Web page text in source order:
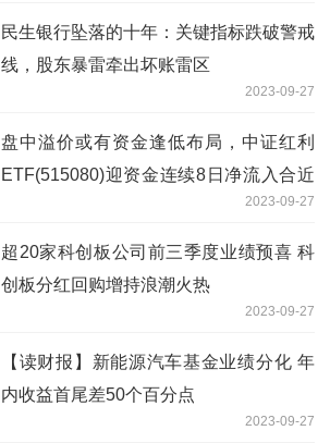
民生银行坠落的十年：关键指标跌破警戒
线，股东暴雷牵出坏账雷区
2023-09-27
盘中溢价或有资金逢低布局，中证红利
ETF(515080)迎资金连续8日净流入合近
2023-09-27
超20家科创板公司前三季度业绩预喜 科
创板分红回购增持浪潮火热
2023-09-27
【读财报】新能源汽车基金业绩分化 年
内收益首尾差50个百分点
2023-09-27